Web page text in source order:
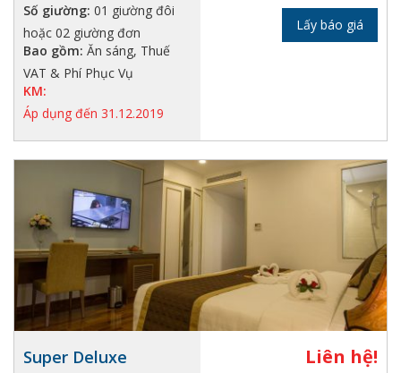
Số giường: 01 giường đôi
hoặc 02 giường đơn
Bao gồm: Ăn sáng, Thuế
VAT & Phí Phục Vụ
KM:
Áp dụng đến 31.12.2019
Lấy báo giá
Super Deluxe Liên hệ!